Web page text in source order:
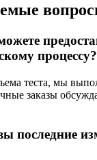
процессу?
теста, мы
заказы
последние